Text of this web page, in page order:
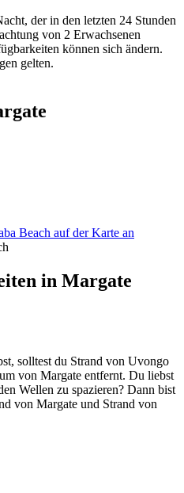
der in den letzten 24 Stunden
von 2 Erwachsenen
können sich ändern.
gelten.
Beach auf der Karte an
in Margate
solltest du Strand von Uvongo
von Margate entfernt. Du liebst
Wellen zu spazieren? Dann bist
von Margate und Strand von